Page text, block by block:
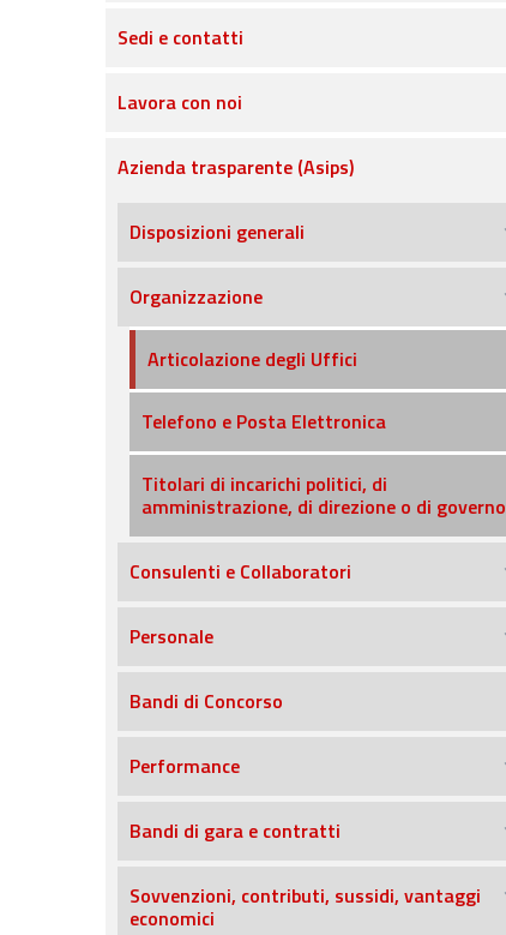
Sedi e contatti
Lavora con noi
Azienda trasparente (Asips)
Disposizioni generali
Organizzazione
Articolazione degli Uffici
Telefono e Posta Elettronica
Titolari di incarichi politici, di
amministrazione, di direzione o di governo
Consulenti e Collaboratori
Personale
Bandi di Concorso
Performance
Bandi di gara e contratti
Sovvenzioni, contributi, sussidi, vantaggi
economici